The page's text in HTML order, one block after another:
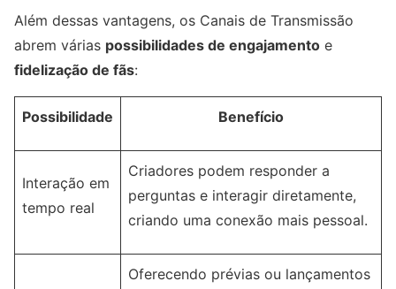
Além dessas vantagens, os Canais de Transmissão
abrem várias possibilidades de engajamento e
fidelização de fãs:
Possibilidade Benefício
Interação em
tempo real
Criadores podem responder a
perguntas e interagir diretamente,
criando uma conexão mais pessoal.
Oferecendo prévias ou lançamentos